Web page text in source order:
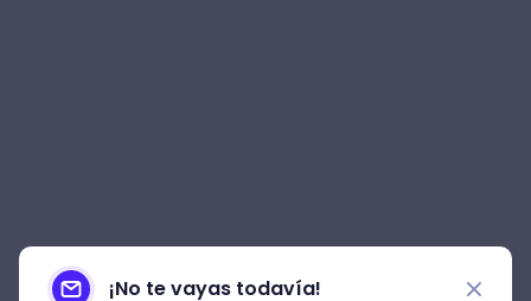
¡No te vayas todavía!